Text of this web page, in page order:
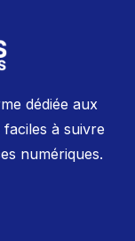
dédiée aux
à suivre
numériques.